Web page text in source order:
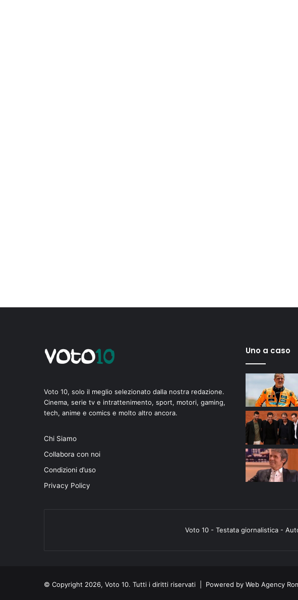
Voto 10, solo il meglio selezionato dalla nostra redazione.
Cinema, serie tv e intrattenimento, sport, motori, gaming,
tech, anime e comics e molto altro ancora.
Chi Siamo
Collabora con noi
Condizioni d’uso
Privacy Policy
Uno a caso
Voto 10 - Testata giornalistica -
© Copyright 2026, Voto 10. Tutti i diritti riservati | Powered by Web Agency